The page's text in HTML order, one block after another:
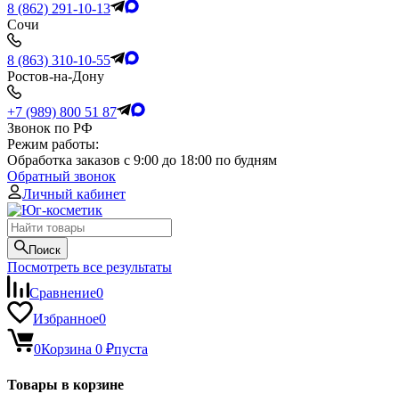
8 (862) 291-10-13
Сочи
8 (863) 310-10-55
Ростов-на-Дону
+7 (989) 800 51 87
Звонок по РФ
Режим работы:
Обработка заказов с 9:00 до 18:00 по будням
Обратный звонок
Личный кабинет
Поиск
Посмотреть все результаты
Сравнение0
Избранное0
0Корзина 0 ₽пуста
Товары в корзине